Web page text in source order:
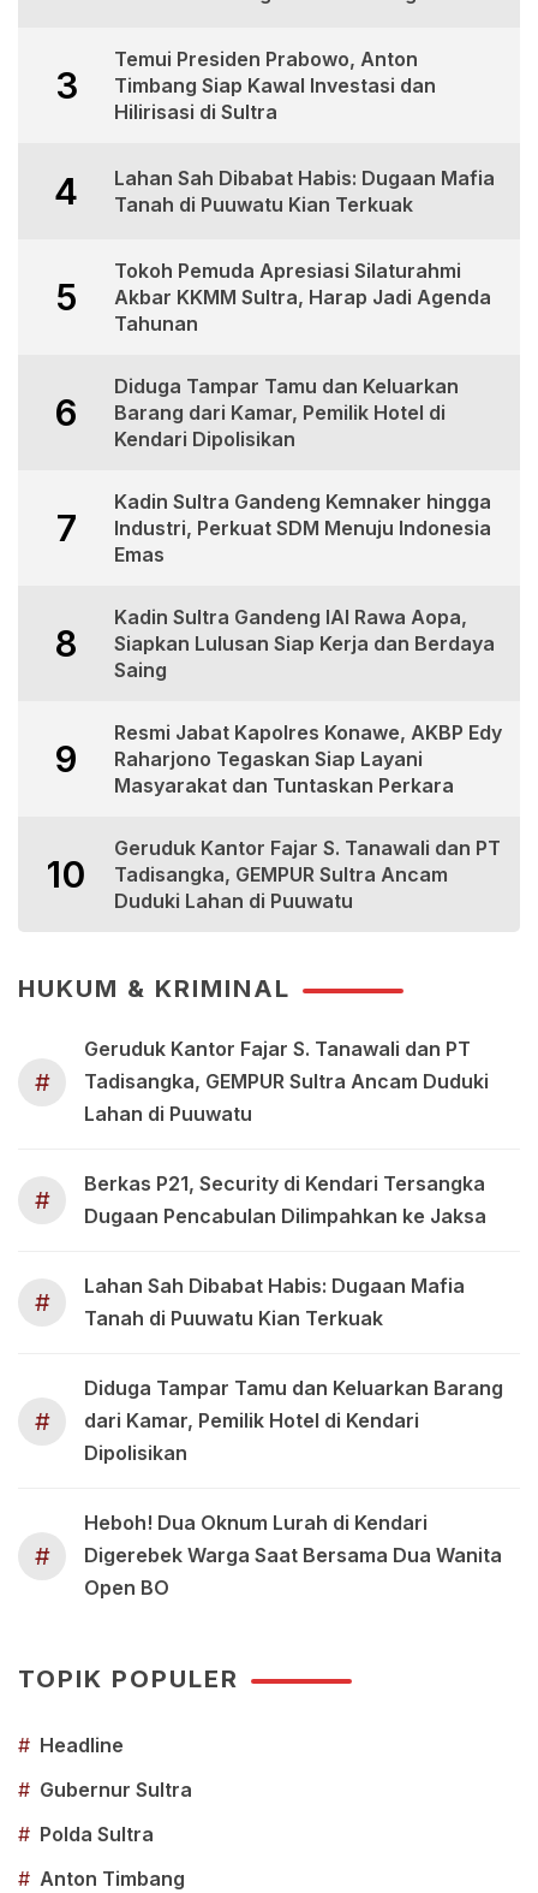
3
Temui Presiden Prabowo, Anton
Timbang Siap Kawal Investasi dan
Hilirisasi di Sultra
4
Lahan Sah Dibabat Habis: Dugaan Mafia
Tanah di Puuwatu Kian Terkuak
5
Tokoh Pemuda Apresiasi Silaturahmi
Akbar KKMM Sultra, Harap Jadi Agenda
Tahunan
6
Diduga Tampar Tamu dan Keluarkan
Barang dari Kamar, Pemilik Hotel di
Kendari Dipolisikan
7
Kadin Sultra Gandeng Kemnaker hingga
Industri, Perkuat SDM Menuju Indonesia
Emas
8
Kadin Sultra Gandeng IAI Rawa Aopa,
Siapkan Lulusan Siap Kerja dan Berdaya
Saing
9
Resmi Jabat Kapolres Konawe, AKBP Edy
Raharjono Tegaskan Siap Layani
Masyarakat dan Tuntaskan Perkara
10
Geruduk Kantor Fajar S. Tanawali dan PT
Tadisangka, GEMPUR Sultra Ancam
Duduki Lahan di Puuwatu
HUKUM & KRIMINAL
#
Geruduk Kantor Fajar S. Tanawali dan PT
Tadisangka, GEMPUR Sultra Ancam Duduki
Lahan di Puuwatu
#
Berkas P21, Security di Kendari Tersangka
Dugaan Pencabulan Dilimpahkan ke Jaksa
#
Lahan Sah Dibabat Habis: Dugaan Mafia
Tanah di Puuwatu Kian Terkuak
#
Diduga Tampar Tamu dan Keluarkan Barang
dari Kamar, Pemilik Hotel di Kendari
Dipolisikan
#
Heboh! Dua Oknum Lurah di Kendari
Digerebek Warga Saat Bersama Dua Wanita
Open BO
TOPIK POPULER
# Headline
# Gubernur Sultra
# Polda Sultra
# Anton Timbang